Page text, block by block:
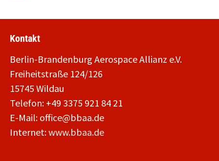
Kontakt
Berlin-Brandenburg Aerospace Allianz e.V.
Freiheitstraße 124/126
15745 Wildau
Telefon: +49 3375 921 84 21
E-Mail: office@bbaa.de
Internet:www.bbaa.de